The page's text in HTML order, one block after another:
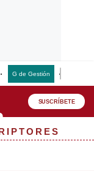
G de Gestión
SUSCRÍBETE